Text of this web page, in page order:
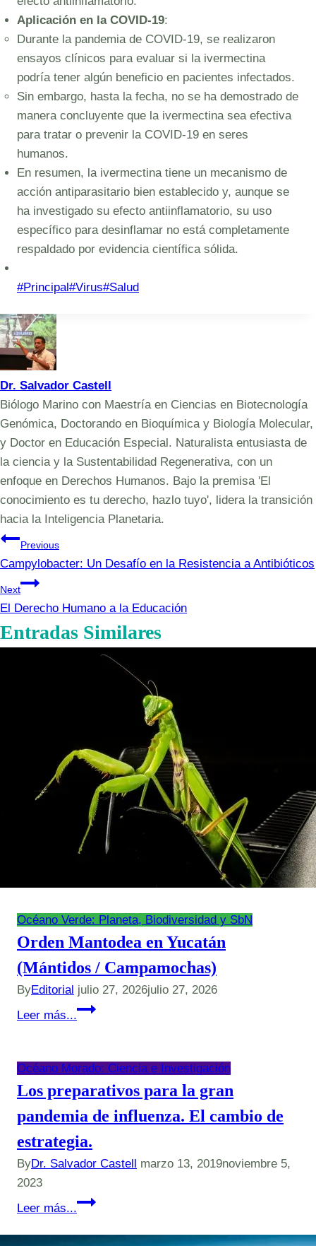
Aplicación en la COVID-19:
Durante la pandemia de COVID-19, se realizaron
ensayos clínicos para evaluar si la ivermectina
podría tener algún beneficio en pacientes infectados.
Sin embargo, hasta la fecha, no se ha demostrado de
manera concluyente que la ivermectina sea efectiva
para tratar o prevenir la COVID-19 en seres
humanos.
En resumen, la ivermectina tiene un mecanismo de
acción antiparasitario bien establecido y, aunque se
ha investigado su efecto antiinflamatorio, su uso
específico para desinflamar no está completamente
respaldado por evidencia científica sólida.
Post
#Principal#Virus#Salud
Dr. Salvador Castell
Biólogo Marino con Maestría en Ciencias en Biotecnología
Genómica, Doctorando en Bioquímica y Biología Molecular,
y Doctor en Educación Especial. Naturalista entusiasta de
la ciencia y la Sustentabilidad Regenerativa, con un
enfoque en Derechos Humanos. Bajo la premisa 'El
conocimiento es tu derecho, hazlo tuyo', lidera la transición
hacia la Inteligencia Planetaria.
Navegación
de
entradas
Previous
Campylobacter: Un Desafío en la Resistencia a Antibióticos
Next
El Derecho Humano a la Educación
Entradas Similares
Océano Verde: Planeta, Biodiversidad y SbN
Orden Mantodea en Yucatán
(Mántidos / Campamochas)
ByEditorial julio 27, 2026julio 27, 2026
Leer más...
Orden
Yucatán
(Mántidos
/
Campamochas)
Océano Morado: Ciencia e Investigación
Los preparativos para la gran
pandemia de influenza. El cambio de
estrategia.
ByDr. Salvador Castell marzo 13, 2019noviembre 5,
2023
Leer más...
Los
para